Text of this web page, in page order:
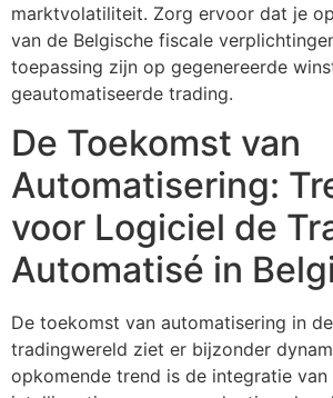
marktvolatiliteit. Zorg ervoor dat je
van de Belgische fiscale
toepassing zijn op gegenereerde
geautomatiseerde trading.
De Toekomst van
Automatisering:
voor Logiciel de
Automatisé in
De toekomst van automatisering in
tradingwereld ziet er bijzonder
opkomende trend is de integratie